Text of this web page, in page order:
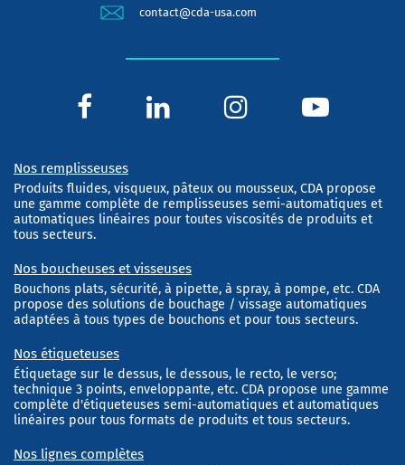
contact@cda-usa.com
Nos remplisseuses
Produits fluides, visqueux, pâteux ou mousseux, CDA propose
une gamme complète de remplisseuses semi-automatiques et
automatiques linéaires pour toutes viscosités de produits et
tous secteurs.
Nos boucheuses et visseuses
Bouchons plats, sécurité, à pipette, à spray, à pompe, etc. CDA
propose des solutions de bouchage / vissage automatiques
adaptées à tous types de bouchons et pour tous secteurs.
Nos étiqueteuses
Étiquetage sur le dessus, le dessous, le recto, le verso;
technique 3 points, enveloppante, etc. CDA propose une gamme
complète d'étiqueteuses semi-automatiques et automatiques
linéaires pour tous formats de produits et tous secteurs.
Nos lignes complètes